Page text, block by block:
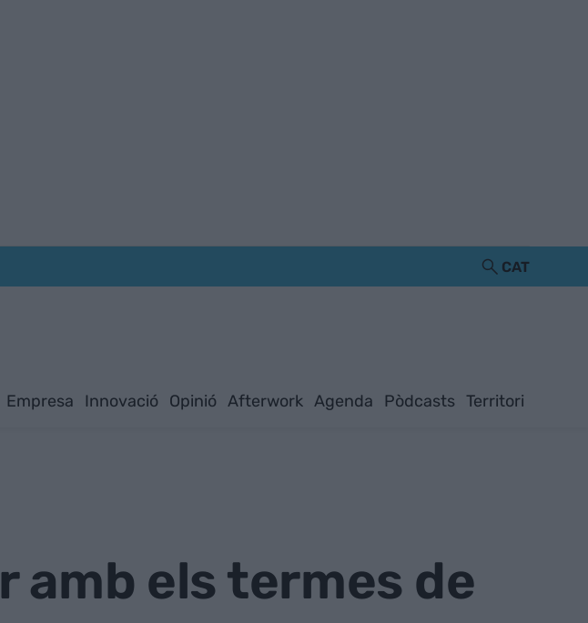
CAT
Empresa Innovació Opinió Afterwork Agenda Pòdcasts Territori
amb els termes de